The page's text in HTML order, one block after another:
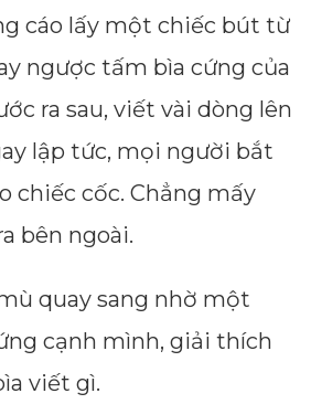
cáo lấy một chiếc bút từ
ngược tấm bìa cứng của
ra sau, viết vài dòng lên
lập tức, mọi người bắt
chiếc cốc. Chẳng mấy
bên ngoài.
quay sang nhờ một
cạnh mình, giải thích
viết gì.